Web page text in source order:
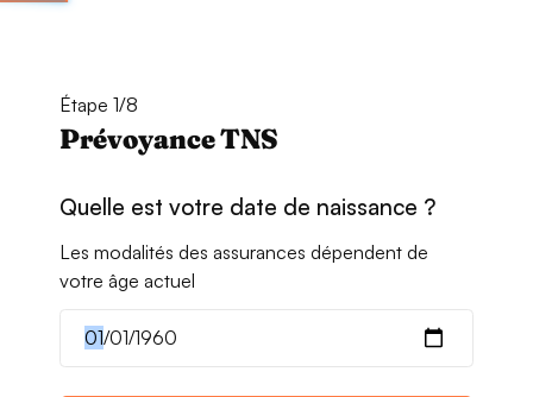
Étape 1/8
Prévoyance TNS
Quelle est votre date de naissance ?
Les modalités des assurances dépendent de
votre âge actuel